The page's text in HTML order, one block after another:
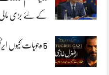
کے لئے بڑی مالی
5 وجوہات کیوں ایرٹگلول غازی بہت مشہور ہے